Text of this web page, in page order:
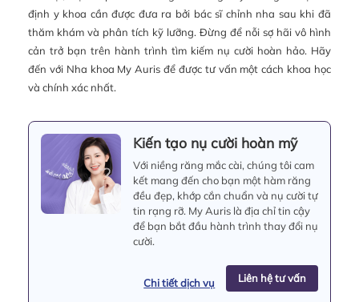
định y khoa cần được đưa ra bởi bác sĩ chỉnh nha sau khi đã
thăm khám và phân tích kỹ lưỡng. Đừng để nỗi sợ hãi vô hình
cản trở bạn trên hành trình tìm kiếm nụ cười hoàn hảo. Hãy
đến với Nha khoa My Auris để được tư vấn một cách khoa học
và chính xác nhất.
Kiến tạo nụ cười hoàn mỹ
Với niềng răng mắc cài, chúng tôi cam
kết mang đến cho bạn một hàm răng
đều đẹp, khớp cắn chuẩn và nụ cười tự
tin rạng rỡ. My Auris là địa chỉ tin cậy
để bạn bắt đầu hành trình thay đổi nụ
cười.
Chi tiết dịch vụ Liên hệ tư vấn